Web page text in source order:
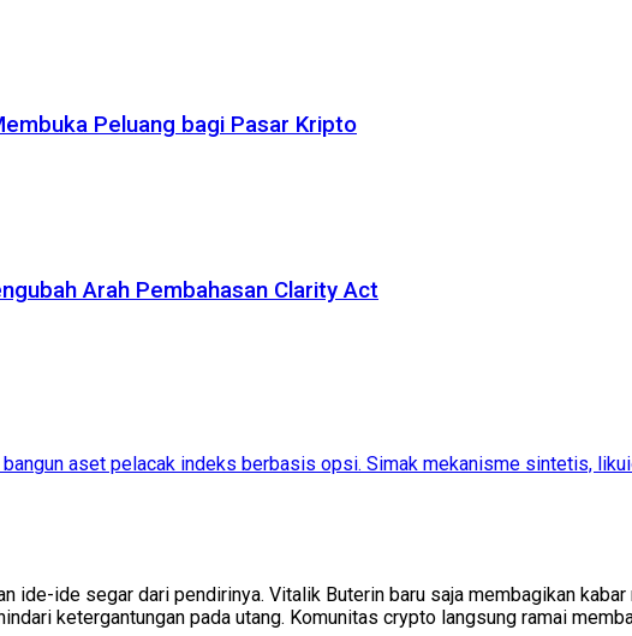
Peluang bagi Pasar Kripto
Arah Pembahasan Clarity Act
aset pelacak indeks berbasis opsi. Simak mekanisme sintetis,
ide-ide segar dari pendirinya. Vitalik Buterin baru saja membagikan
ketergantungan pada utang. Komunitas crypto langsung ramai